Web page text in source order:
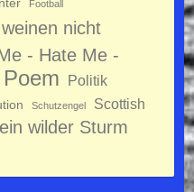
Football
nicht
- Hate Me -
Poem
Politik
Schutzengel
Scottish
wilder Sturm